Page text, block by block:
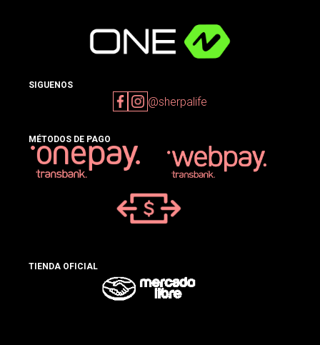
SIGUENOS
@sherpalife
MÉTODOS DE PAGO
TIENDA OFICIAL